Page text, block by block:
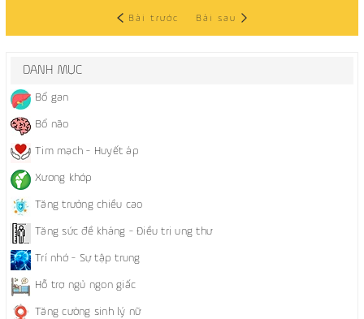
Bài trước Bài sau
DANH MỤC
Bổ gan
Bổ não
Tim mạch - Huyết áp
Xương khớp
Tăng trưởng chiều cao
Tăng sức đề kháng - Điều trị ung thư
Trí nhớ - Sự tập trung
Hỗ trợ ngủ ngon giấc
Tăng cường sinh lý nữ